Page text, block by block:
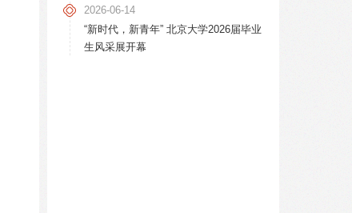
2026-06-14
“新时代，新青年” 北京大学2026届毕业
生风采展开幕